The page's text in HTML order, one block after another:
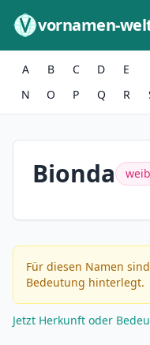
vornamen-
A B C D E
N
O P Q R
Bionda
Für diesen Namen
Bedeutung hinterlegt.
Jetzt Herkunft oder